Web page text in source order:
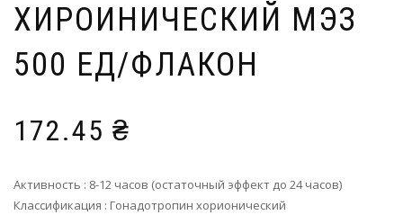
ХИРОИНИЧЕСКИЙ МЭЗ
500 ЕД/ФЛАКОН
172.45 ₴
Активность : 8-12 часов (остаточный эффект до 24 часов)
Классификация : Гонадотропин хорионический